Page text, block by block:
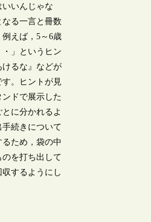
いんじゃな
る一言と冊数
えば，5～6歳
」というヒン
けるな』などが
す。ヒントが見
ドで展示した
に分かれるよ
続きについて
ため，袋の中
を打ち出して
するようにし